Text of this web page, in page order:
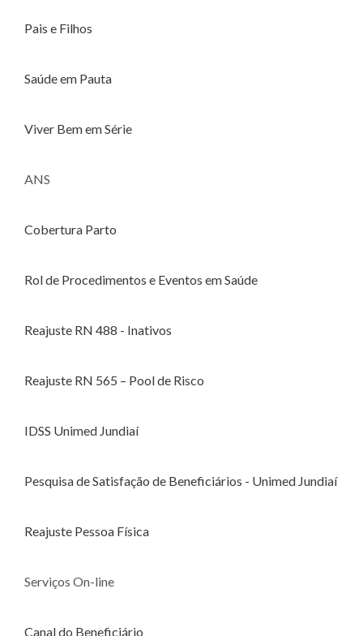
Pais e Filhos
Saúde em Pauta
Viver Bem em Série
ANS
Cobertura Parto
Rol de Procedimentos e Eventos em Saúde
Reajuste RN 488 - Inativos
Reajuste RN 565 – Pool de Risco
IDSS Unimed Jundiaí
Pesquisa de Satisfação de Beneficiários - Unimed Jundiaí
Reajuste Pessoa Física
Serviços On-line
Canal do Beneficiário